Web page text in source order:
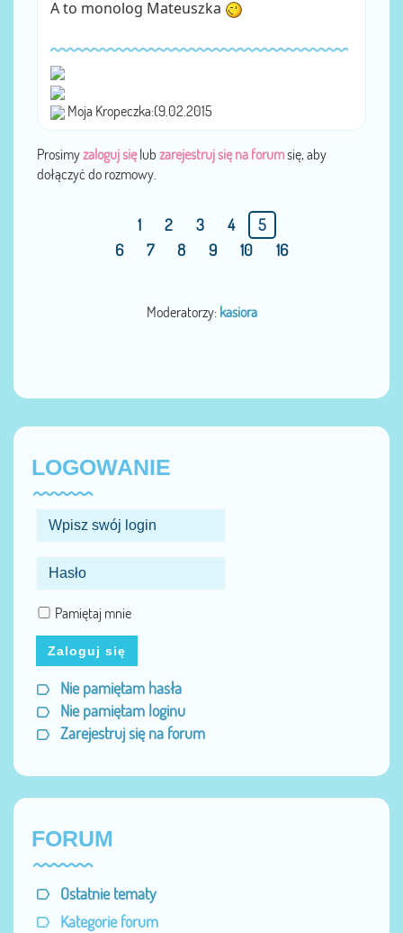
A to monolog Mateuszka
Moja Kropeczka:(9.02.2015
Prosimyzaloguj sięlub zarejestruj się na forumsię, aby
dołączyć do rozmowy.
1 2 3 4
5
6
7 8 9 10 16
Moderatorzy: kasiora
LOGOWANIE
Pamiętaj mnie
Zaloguj się
Nie pamiętam hasła
Nie pamiętam loginu
Zarejestruj się na forum
FORUM
Ostatnie tematy
Kategorie forum